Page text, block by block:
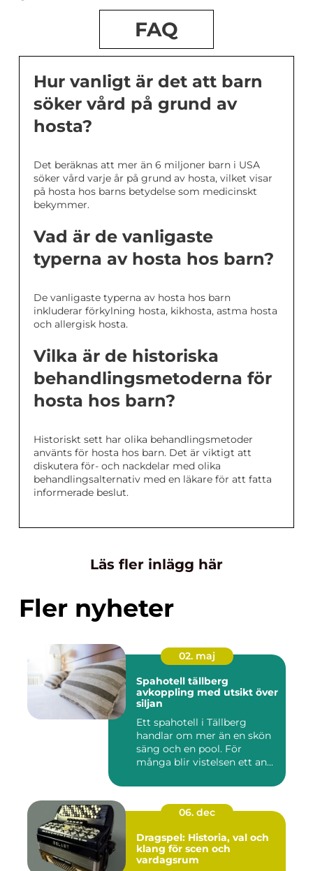
FAQ
Hur vanligt är det att barn
söker vård på grund av
hosta?
Det beräknas att mer än 6 miljoner barn i USA
söker vård varje år på grund av hosta, vilket visar
på hosta hos barns betydelse som medicinskt
bekymmer.
Vad är de vanligaste
typerna av hosta hos barn?
De vanligaste typerna av hosta hos barn
inkluderar förkylning hosta, kikhosta, astma hosta
och allergisk hosta.
Vilka är de historiska
behandlingsmetoderna för
hosta hos barn?
Historiskt sett har olika behandlingsmetoder
använts för hosta hos barn. Det är viktigt att
diskutera för- och nackdelar med olika
behandlingsalternativ med en läkare för att fatta
informerade beslut.
Läs fler inlägg här
Fler nyheter
02. maj
Spahotell tällberg
avkoppling med utsikt över
siljan
Ett spahotell i Tällberg
handlar om mer än en skön
säng och en pool. För
många blir vistelsen ett an...
06. dec
Dragspel: Historia, val och
klang för scen och
vardagsrum